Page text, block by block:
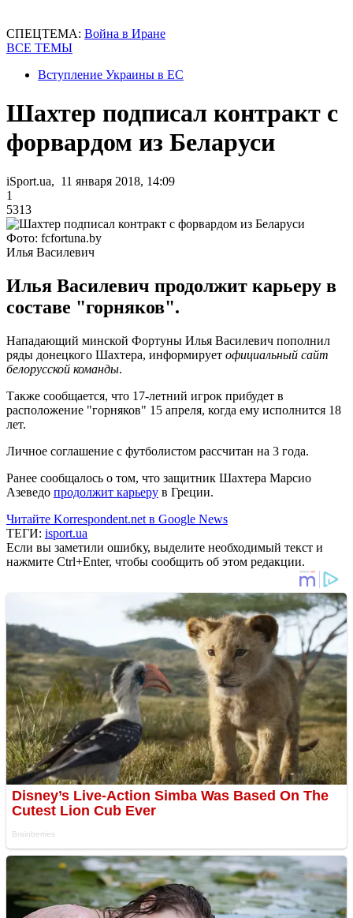
СПЕЦТЕМА: Война в Иране
ВСЕ ТЕМЫ
Вступление Украины в ЕС
Шахтер подписал контракт с
форвардом из Беларуси
iSport.ua, 11 января 2018, 14:09
1
5313
Фото: fcfortuna.by
Илья Василевич
Илья Василевич продолжит карьеру в
составе "горняков".
Нападающий минской Фортуны Илья Василевич пополнил
ряды донецкого Шахтера, информирует официальный сайт
белорусской команды.
Также сообщается, что 17-летний игрок прибудет в
расположение "горняков" 15 апреля, когда ему исполнится 18
лет.
Личное соглашение с футболистом рассчитан на 3 года.
Ранее сообщалось о том, что защитник Шахтера Марсио
Азеведо продолжит карьеру в Греции.
Читайте Korrespondent.net в Google News
ТЕГИ: isport.ua
Если вы заметили ошибку, выделите необходимый текст и
нажмите Ctrl+Enter, чтобы сообщить об этом редакции.